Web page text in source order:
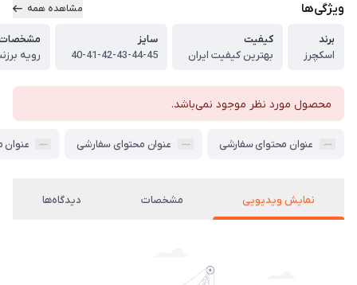
ویژگی‌ها مشاهده همه
برند
اسکچرز
کیفیت
بهترین کیفیت ایران
سایز
40-41-42-43-44-45
مشخصات
رویه
محصول مورد نظر موجود نمی‌باشد.
عنوان محتوای سفارشی عنوان محتوای سفارشی عنوان
نمایش ویدیویی مشخصات دیدگاه‌ها